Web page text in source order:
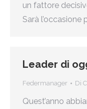
un fattore
Sarà l’occasione
Leader di
Federmanager Di
Quest’anno